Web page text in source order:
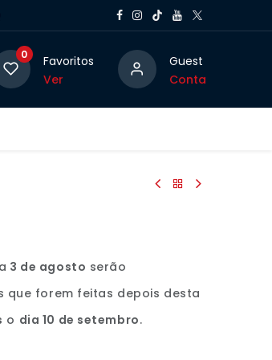
0
Favoritos
Ver
Guest
Conta
3 de agosto serão
que forem feitas depois desta
o dia 10 de setembro.